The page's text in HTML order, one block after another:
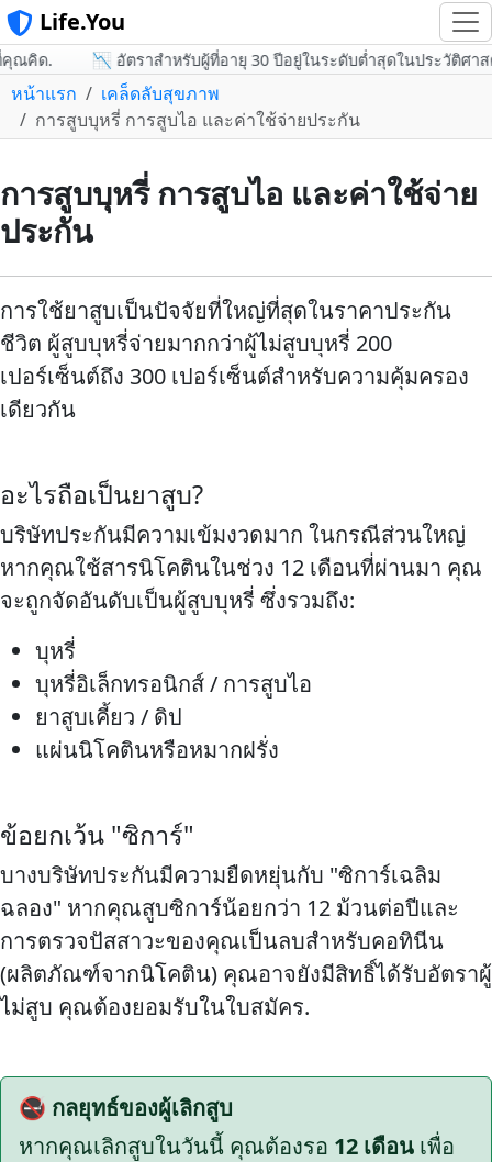
Life.You
ณคิด. 📉 อัตราสำหรับผู้ที่อายุ 30 ปีอยู่ในระดับต่ำสุดในประวัติศาสต
หน้าแรก
เคล็ดลับสุขภาพ
การสูบบุหรี่ การสูบไอ และค่าใช้จ่ายประกัน
การสูบบุหรี่ การสูบไอ และค่าใช้จ่าย
ประกัน
การใช้ยาสูบเป็นปัจจัยที่ใหญ่ที่สุดในราคาประกัน
ชีวิต ผู้สูบบุหรี่จ่ายมากกว่าผู้ไม่สูบบุหรี่ 200
เปอร์เซ็นต์ถึง 300 เปอร์เซ็นต์สำหรับความคุ้มครอง
เดียวกัน
อะไรถือเป็นยาสูบ?
บริษัทประกันมีความเข้มงวดมาก ในกรณีส่วนใหญ่
หากคุณใช้สารนิโคตินในช่วง 12 เดือนที่ผ่านมา คุณ
จะถูกจัดอันดับเป็นผู้สูบบุหรี่ ซึ่งรวมถึง:
บุหรี่
บุหรี่อิเล็กทรอนิกส์ / การสูบไอ
ยาสูบเคี้ยว / ดิป
แผ่นนิโคตินหรือหมากฝรั่ง
ข้อยกเว้น "ซิการ์"
บางบริษัทประกันมีความยืดหยุ่นกับ "ซิการ์เฉลิม
ฉลอง" หากคุณสูบซิการ์น้อยกว่า 12 ม้วนต่อปีและ
การตรวจปัสสาวะของคุณเป็นลบสำหรับคอทินีน
(ผลิตภัณฑ์จากนิโคติน) คุณอาจยังมีสิทธิ์ได้รับอัตราผู้
ไม่สูบ คุณต้องยอมรับในใบสมัคร.
🚭 กลยุทธ์ของผู้เลิกสูบ
หากคุณเลิกสูบในวันนี้ คุณต้องรอ 12 เดือน เพื่อ